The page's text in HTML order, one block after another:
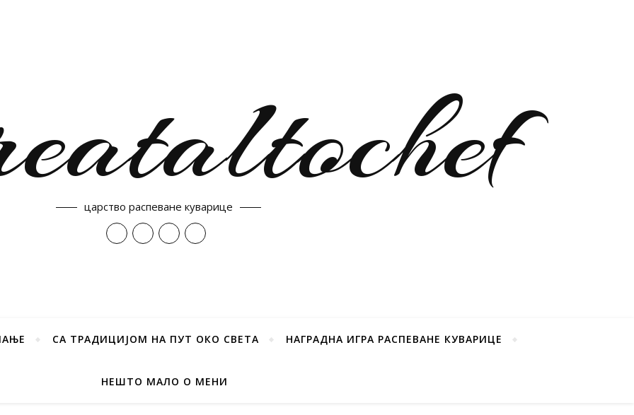
царство распеване куварице
СА ТРАДИЦИЈОМ НА ПУТ ОКО СВЕТА НАГРАДНА ИГРА РАСПЕВАНЕ КУВАРИЦЕ
НЕШТО МАЛО О МЕНИ